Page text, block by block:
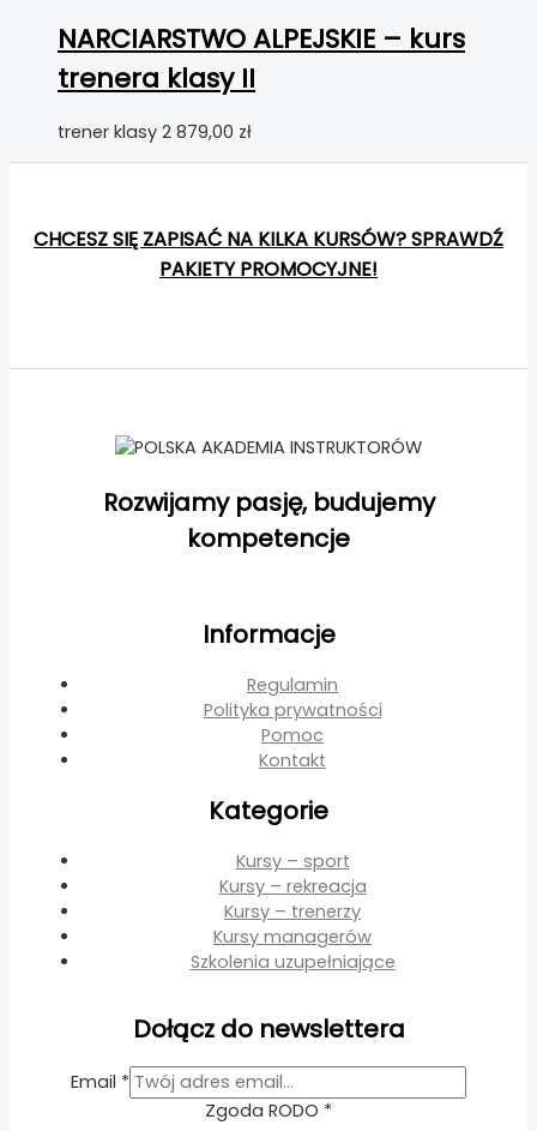
NARCIARSTWO ALPEJSKIE – kurs
trenera klasy II
trener klasy 2 879,00 zł
CHCESZ SIĘ ZAPISAĆ NA KILKA KURSÓW? SPRAWDŹ
PAKIETY PROMOCYJNE!
Rozwijamy pasję, budujemy
kompetencje
Informacje
Regulamin
Polityka prywatności
Pomoc
Kontakt
Kategorie
Kursy – sport
Kursy – rekreacja
Kursy – trenerzy
Kursy managerów
Szkolenia uzupełniające
Dołącz do newslettera
RODO
Email
Email *
Zgoda RODO *